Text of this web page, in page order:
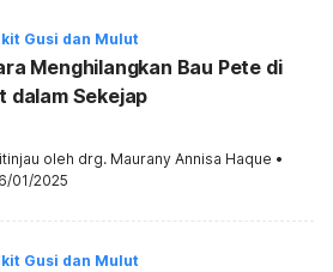
Gusi dan Mulut
Menghilangkan Bau Pete di
dalam Sekejap
oleh drg. Maurany Annisa Haque •
01/2025
Gusi dan Mulut